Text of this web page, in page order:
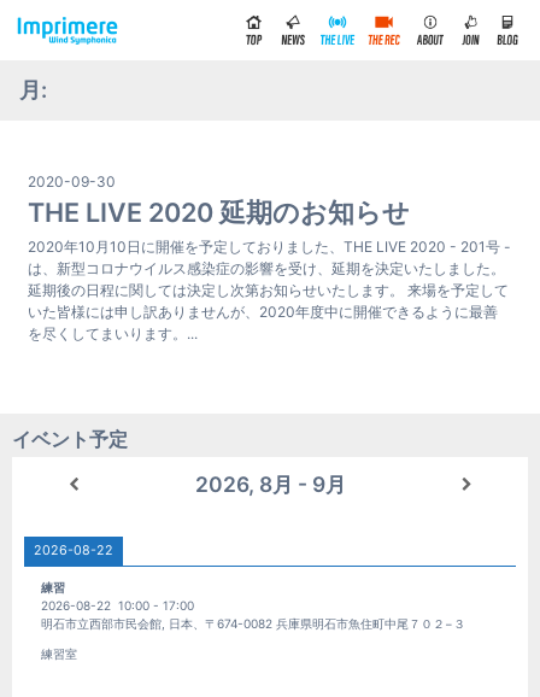
月:
2020-09-30
THE LIVE 2020 延期のお知らせ
2020年10月10日に開催を予定しておりました、THE LIVE 2020 - 201号 -
は、新型コロナウイルス感染症の影響を受け、延期を決定いたしました。
延期後の日程に関しては決定し次第お知らせいたします。 来場を予定して
いた皆様には申し訳ありませんが、2020年度中に開催できるように最善
を尽くしてまいります。...
イベント予定
2026, 8月 - 9月
2026-08-22
練習
2026-08-22 10:00 -17:00
明石市立西部市民会館, 日本、〒674-0082 兵庫県明石市魚住町中尾７０２−３
練習室